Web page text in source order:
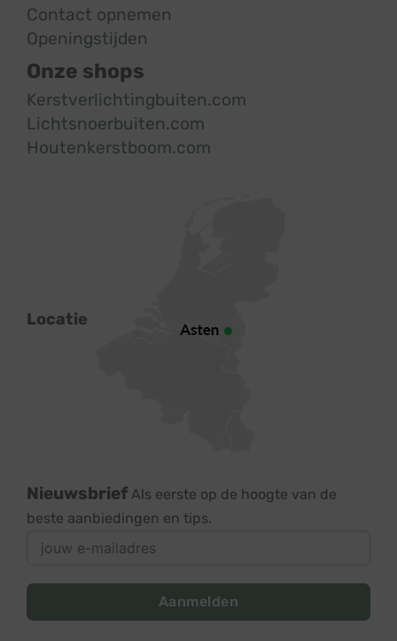
Contact opnemen
Openingstijden
Onze shops
Kerstverlichtingbuiten.com
Lichtsnoerbuiten.com
Houtenkerstboom.com
Locatie
Nieuwsbrief Als eerste op de hoogte van de
beste aanbiedingen en tips.
Aanmelden